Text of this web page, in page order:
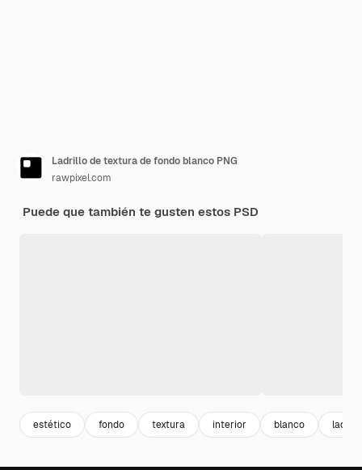
Ladrillo de textura de fondo blanco PNG
rawpixel.com
Puede que también te gusten estos PSD
estético fondo textura interior blanco ladrillo